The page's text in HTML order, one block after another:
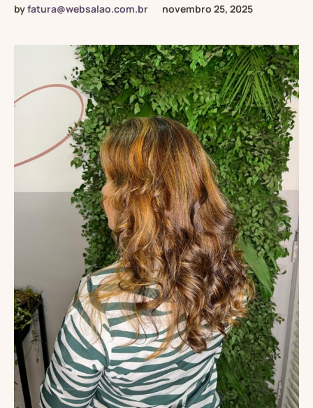
byfatura@websalao.com.br novembro 25, 2025